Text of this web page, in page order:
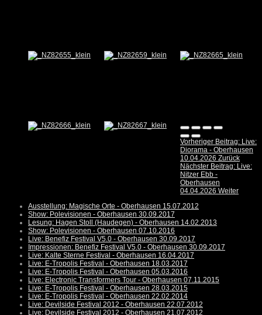
Vorheriger Beitrag: Live:
Diorama - Oberhausen
10.04.2026 Zurück
Nächster Beitrag: Live:
Nitzer Ebb -
Oberhausen
04.04.2026 Weiter
Ausstellung: Magische Orte - Oberhausen 15.07.2012
Show: Polevisionen - Oberhausen 30.09.2017
Lesung: Hagen Stoll (Haudegen) - Oberhausen 14.02.2013
Show: Polevisionen - Oberhausen 07.10.2016
Live: Benefiz Festival V5.0 - Oberhausen 30.09.2017
Impressionen: Benefiz Festival V5.0 - Oberhausen 30.09.2017
Live: Kalte Sterne Festival - Oberhausen 16.04.2017
Live: E-Tropolis Festival - Oberhausen 18.03.2017
Live: E-Tropolis Festival - Oberhausen 05.03.2016
Live: Electronic Transformers Tour - Oberhausen 07.11.2015
Live: E-Tropolis Festival - Oberhausen 28.03.2015
Live: E-Tropolis Festival - Oberhausen 22.02.2014
Live: Devilside Festival 2012 - Oberhausen 22.07.2012
Live: Devilside Festival 2012 - Oberhausen 21.07.2012